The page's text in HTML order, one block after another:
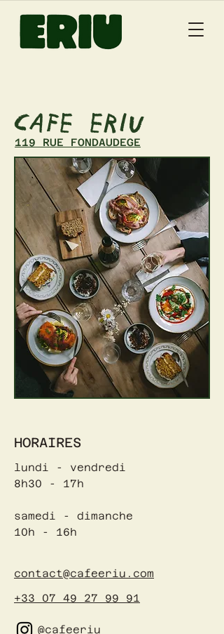
CAFE ERIU
119 RUE FONDAUDEGE
HORAIRES
lundi - vendredi
8h30 - 17h
samedi - dimanche
10h - 16h
contact@cafeeriu.com
+33 07 49 27 99 91
@cafeeriu